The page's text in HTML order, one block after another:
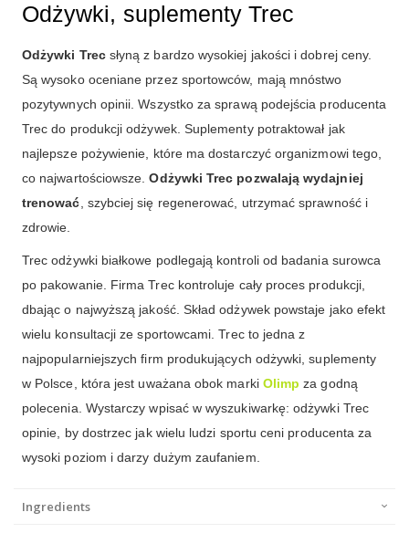
Odżywki, suplementy Trec
Odżywki Trecsłyną z bardzo wysokiej jakości i dobrej ceny.
Są wysoko oceniane przez sportowców, mają mnóstwo
pozytywnych opinii. Wszystko za sprawą podejścia producenta
Trec do produkcji odżywek. Suplementy potraktował jak
najlepsze pożywienie, które ma dostarczyć organizmowi tego,
co najwartościowsze.Odżywki Trec pozwalają wydajniej
trenować, szybciej się regenerować, utrzymać sprawność i
zdrowie.
Trec odżywki białkowe podlegają kontroli od badania surowca
po pakowanie. Firma Trec kontroluje cały proces produkcji,
dbając o najwyższą jakość. Skład odżywek powstaje jako efekt
wielu konsultacji ze sportowcami. Trec to jedna z
najpopularniejszych firm produkujących odżywki, suplementy
w Polsce, która jest uważana obok marki Olimp za godną
polecenia. Wystarczy wpisać w wyszukiwarkę: odżywki Trec
opinie, by dostrzec jak wielu ludzi sportu ceni producenta za
wysoki poziom i darzy dużym zaufaniem.
Ingredients